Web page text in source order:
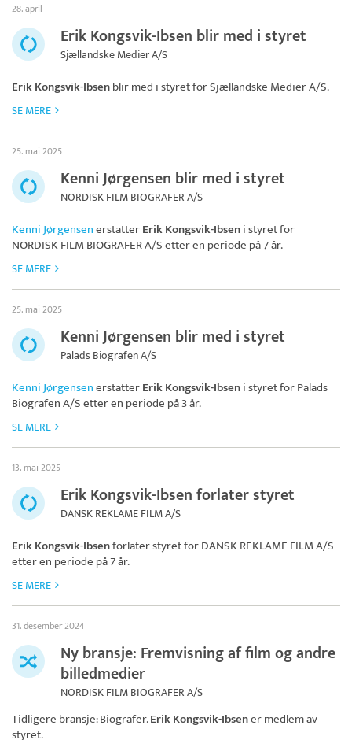
28. april
Erik Kongsvik-Ibsen blir med i styret
Sjællandske Medier A/S
Erik Kongsvik-Ibsenblir med i styret forSjællandske Medier A/S.
SE MERE
25. mai 2025
Kenni Jørgensen blir med i styret
NORDISK FILM BIOGRAFER A/S
Kenni JørgensenerstatterErik Kongsvik-Ibseni styret for
NORDISK FILM BIOGRAFER A/Setter en periode på 7 år.
SE MERE
25. mai 2025
Kenni Jørgensen blir med i styret
Palads Biografen A/S
Kenni JørgensenerstatterErik Kongsvik-Ibseni styret forPalads
Biografen A/Setter en periode på 3 år.
SE MERE
13. mai 2025
Erik Kongsvik-Ibsen forlater styret
DANSK REKLAME FILM A/S
Erik Kongsvik-Ibsenforlater styret forDANSK REKLAME FILM A/S
etter en periode på 7 år.
SE MERE
31. desember 2024
Ny bransje: Fremvisning af film og andre
billedmedier
NORDISK FILM BIOGRAFER A/S
Tidligere bransje: Biografer.Erik Kongsvik-Ibsener medlem av
styret.